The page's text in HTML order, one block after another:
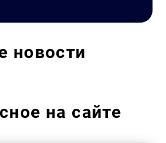
новости
на сайте